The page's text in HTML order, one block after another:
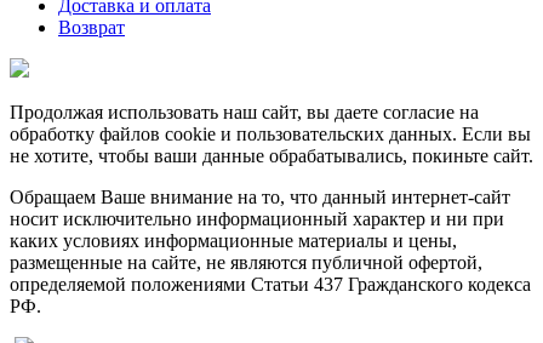
Доставка и оплата
Возврат
Продолжая использовать наш сайт, вы даете согласие на
обработку файлов cookie и пользовательских данных. Если вы
не хотите, чтобы ваши данные обрабатывались, покиньте сайт.
Обращаем Ваше внимание на то, что данный интернет-сайт
носит исключительно информационный характер и ни при
каких условиях информационные материалы и цены,
размещенные на сайте, не являются публичной офертой,
определяемой положениями Статьи 437 Гражданского кодекса
РФ.